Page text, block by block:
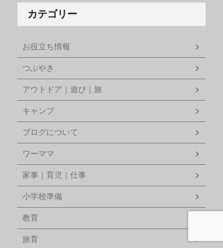
カテゴリー
お役立ち情報
つぶやき
アウトドア｜遊び｜旅
キャンプ
ブログについて
ワーママ
家事｜育児｜仕事
小学校準備
教育
旅育